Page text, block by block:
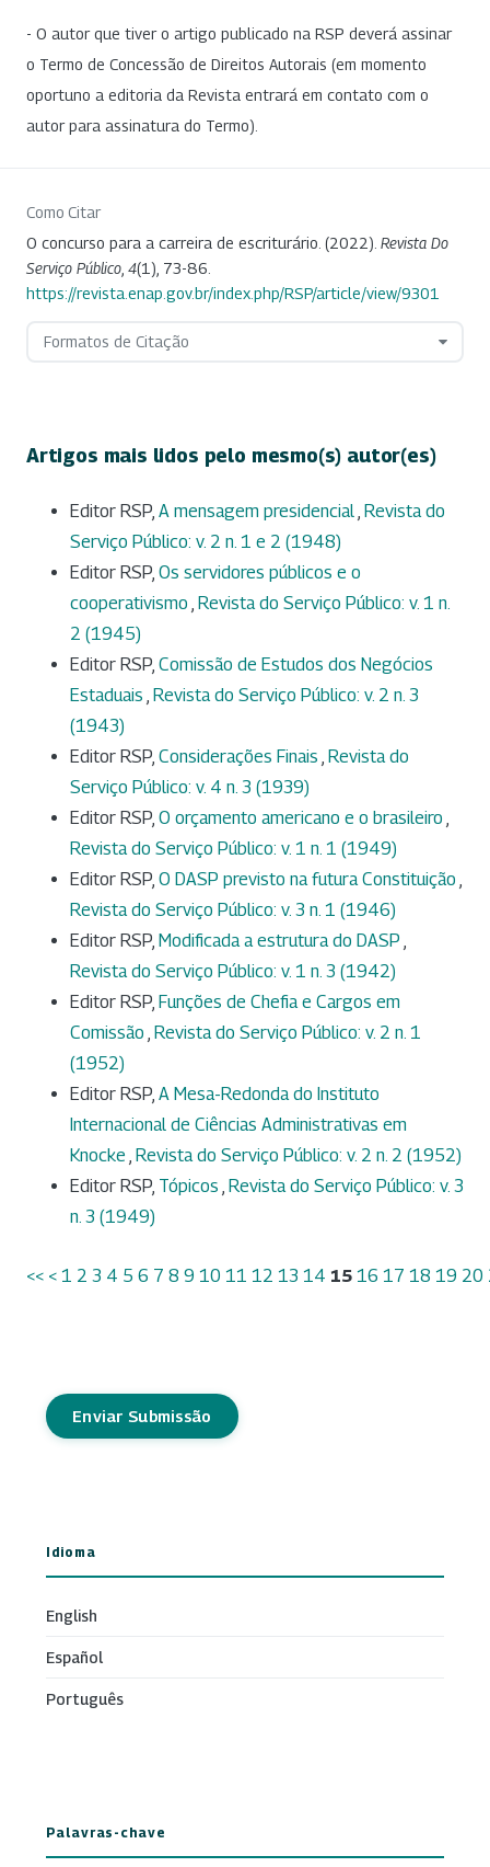
- O autor que tiver o artigo publicado na RSP deverá assinar
o Termo de Concessão de Direitos Autorais (em momento
oportuno a editoria da Revista entrará em contato com o
autor para assinatura do Termo).
Como Citar
O concurso para a carreira de escriturário. (2022). Revista Do
Serviço Público 4(1), 73-86.
https://revista.enap.gov.br/index.php/RSP/article/view/9301
Formatos de Citação
Artigos mais lidos pelo mesmo(s) autor(es)
Editor RSP, A mensagem presidencial, Revista do
Serviço Público: v. 2 n. 1 e 2 (1948)
Editor RSP, Os servidores públicos e o
cooperativismo , Revista do Serviço Público: v. 1 n.
2 (1945)
Editor RSP, Comissão de Estudos dos Negócios
Estaduais , Revista do Serviço Público: v. 2 n. 3
(1943)
Editor RSP, Considerações Finais , Revista do
Serviço Público: v. 4 n. 3 (1939)
Editor RSP, O orçamento americano e o brasileiro ,
Revista do Serviço Público: v. 1 n. 1 (1949)
Editor RSP, O DASP previsto na futura Constituição ,
Revista do Serviço Público: v. 3 n. 1 (1946)
Editor RSP, Modificada a estrutura do DASP ,
Revista do Serviço Público: v. 1 n. 3 (1942)
Editor RSP, Funções de Chefia e Cargos em
Comissão , Revista do Serviço Público: v. 2 n. 1
(1952)
Editor RSP, A Mesa-Redonda do Instituto
Internacional de Ciências Administrativas em
Knocke , Revista do Serviço Público: v. 2 n. 2 (1952)
Editor RSP, Tópicos , Revista do Serviço Público: v. 3
n. 3 (1949)
<< < 1 2 3 4 5 6 7 8 9 10 11 12 13 14 15 16 17 18 19 20
Enviar Submissão
Idioma
English
Español
Português
Palavras-chave